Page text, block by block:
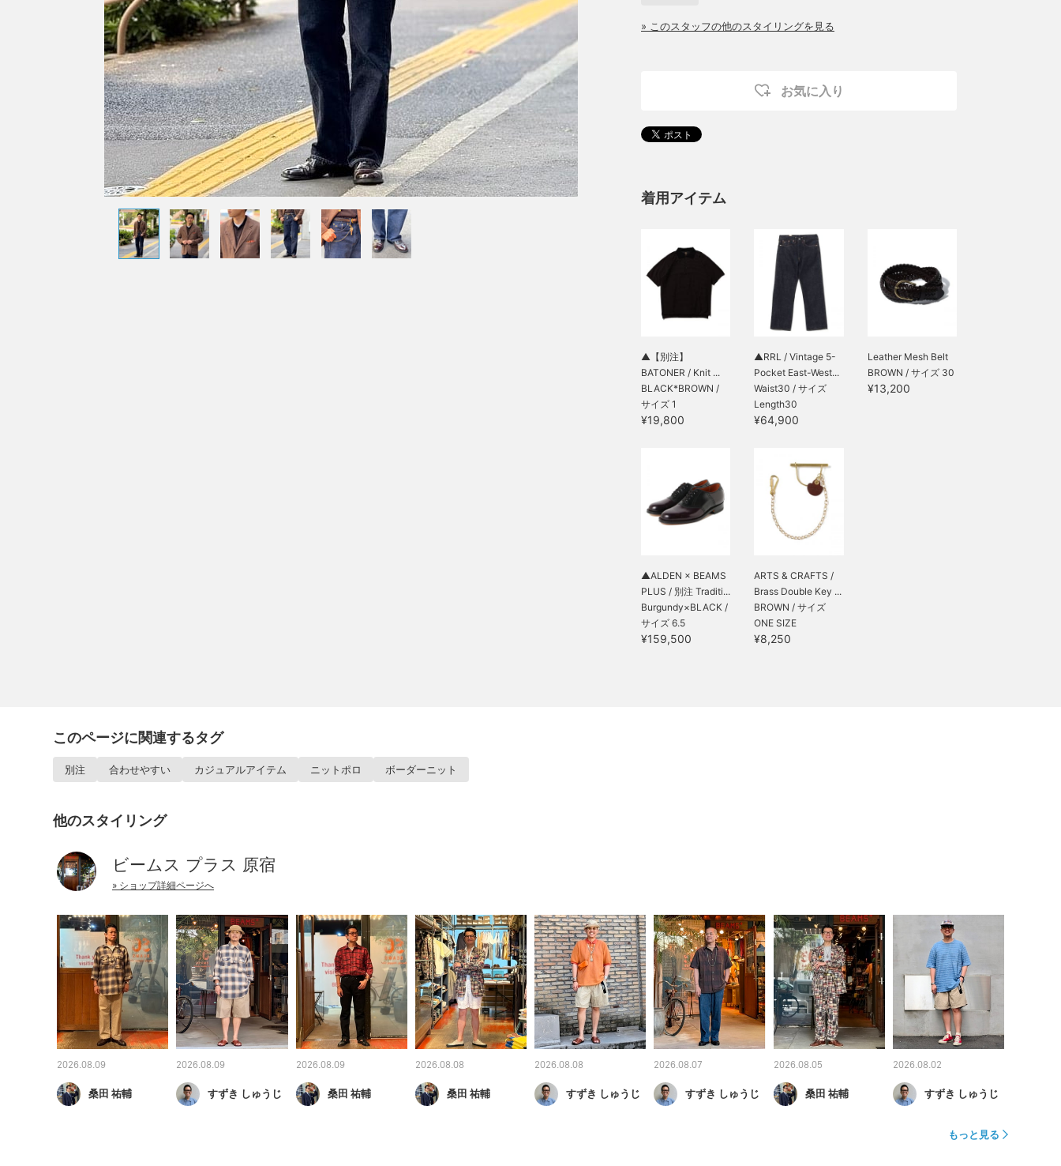
» このスタッフの他のスタイリングを見る
お気に入り
着用アイテム
▲【別注】
BATONER / Knit ...
BLACK*BROWN /
サイズ 1
¥19,800
▲RRL / Vintage 5-
Pocket East-West...
Waist30 / サイズ
Length30
¥64,900
Leather Mesh Belt
BROWN / サイズ 30
¥13,200
▲ALDEN × BEAMS
PLUS / 別注 Traditi...
Burgundy×BLACK /
サイズ 6.5
¥159,500
ARTS & CRAFTS /
Brass Double Key ...
BROWN / サイズ
ONE SIZE
¥8,250
このページに関連するタグ
別注 合わせやすい カジュアルアイテム ニットポロ ボーダーニット
他のスタイリング
ビームス プラス 原宿
» ショップ詳細ページへ
2026.08.09
桑田 祐輔
2026.08.09
すずき しゅうじ
2026.08.09
桑田 祐輔
2026.08.08
桑田 祐輔
2026.08.08
すずき しゅうじ
2026.08.07
すずき しゅうじ
2026.08.05
桑田 祐輔
2026.08.02
すずき しゅうじ
もっと見る